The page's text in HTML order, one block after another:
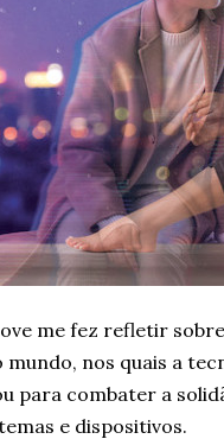
me fez refletir
mundo, nos quais a
para combater a
e dispositivos.